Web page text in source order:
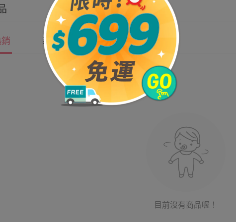
新上市 價格
目前沒有商品喔！